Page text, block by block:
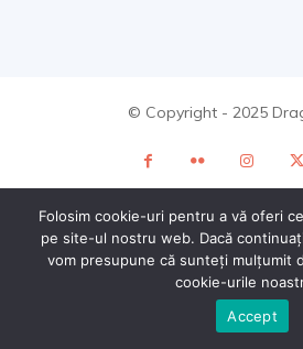
© Copyright - 2025
Folosim cookie-uri pentru a vă oferi
pe site-ul nostru web. Dacă
vom presupune că sunteți mulțumit
cookie-urile
Accept